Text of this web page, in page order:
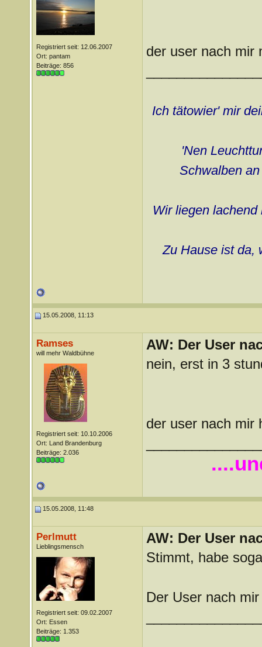
Registriert seit: 12.06.2007
Ort: pantam
Beiträge: 856
der user nach mir
Ich tätowier' mir
'Nen
Schwalben
Wir liegen
Zu Hause ist da,
15.05.2008, 11:13
Ramses
will mehr Waldbühne
Registriert seit: 10.10.2006
Ort: Land Brandenburg
Beiträge: 2.036
AW: Der User
nein, erst in 3
der user nach mir
15.05.2008, 11:48
Perlmutt
Lieblingsmensch
Registriert seit: 09.02.2007
Ort: Essen
Beiträge: 1.353
AW: Der User
Stimmt, habe
Der User nach